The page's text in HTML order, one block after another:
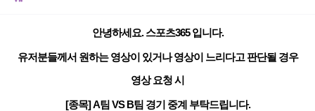
안녕하세요. 스포츠365 입니다.
유저분들께서 원하는 영상이 있거나 영상이 느리다고 판단될 경우
영상 요청 시
[종목] A팀 VS B팀 경기 중계 부탁드립니다.